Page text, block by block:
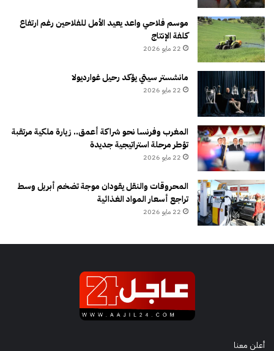
موسم فلاحي واعد يعيد الأمل للفلاحين رغم ارتفاع
كلفة الإنتاج
22 مايو 2026
مانشستر سيتي يؤكد رحيل غوارديولا
22 مايو 2026
المغرب وفرنسا نحو شراكة أعمق.. زيارة ملكية مرتقبة
تؤطر مرحلة استراتيجية جديدة
22 مايو 2026
المحروقات والنقل يقودان موجة تضخم أبريل وسط
تراجع أسعار المواد الغذائية
22 مايو 2026
أعلن معنا